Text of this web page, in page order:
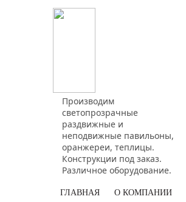
Производим
светопрозрачные
раздвижные и
неподвижные павильоны,
оранжереи, теплицы.
Конструкции под заказ.
Различное оборудование.
ГЛАВНАЯ О КОМПАНИИ